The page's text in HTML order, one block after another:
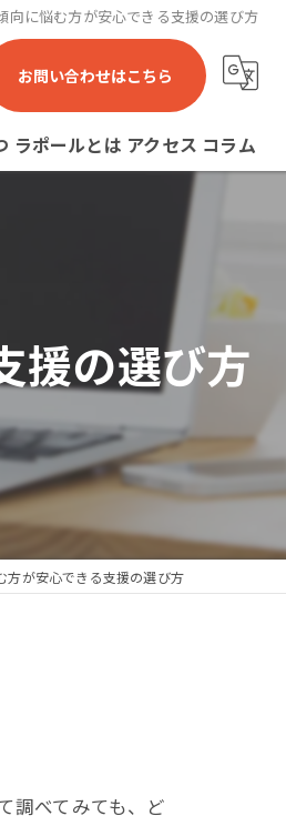
向に悩む方が安心できる支援の選び方
お問い合わせはこちら
ラポールとは アクセス
津川 就労継続支援B型事業所
寺石津 就労継続支援B型事業所
コラム
援の選び方
方が安心できる支援の選び方
調べてみても、ど